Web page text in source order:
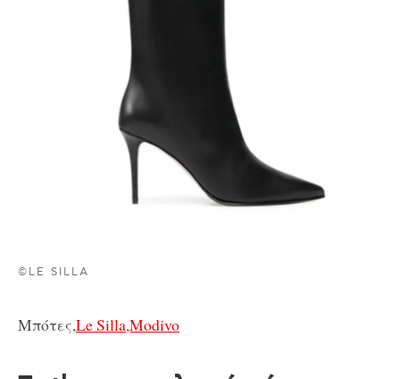
©LE SILLA
Μπότες,Le Silla,Modivo